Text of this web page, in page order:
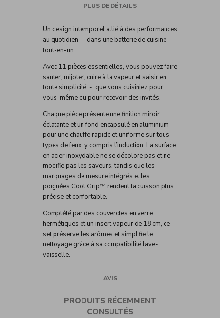
ami(e)
PLUS DE DÉTAILS
Un design intemporel allié à des performances
au quotidien - dans une batterie de cuisine
tout-en-un.
Avec 11 pièces essentielles, vous pouvez faire
sauter, mijoter, cuire à la vapeur et saisir en
toute simplicité - que vous cuisiniez pour
vous-même ou pour recevoir des invités.
Chaque pièce présente une finition miroir
éclatante et un fond encapsulé en aluminium
pour une chauffe rapide et uniforme sur tous
types de feux, y compris l’induction. La surface
en acier inoxydable ne se décolore pas et ne
modifie pas les saveurs, tandis que les
marquages de mesure intégrés et les
poignées Cool Grip™ rendent la cuisson plus
précise et confortable.
Complété par des couvercles en verre
hermétiques et un insert vapeur de 18 cm, ce
set préserve les arômes et simplifie le
nettoyage grâce à sa compatibilité lave-
vaisselle.
AVIS
PRODUITS RÉCEMMENT
CONSULTÉS